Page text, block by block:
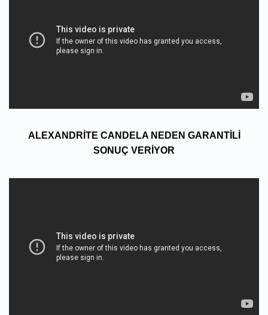
ALEXANDRITE CANDELA NEDEN GARANTILI
SONUÇ VERIYOR